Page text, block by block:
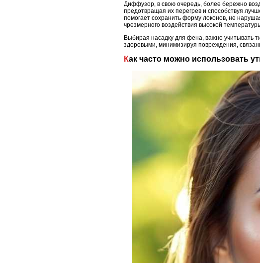
Диффузор, в свою очередь, более бережно
предотвращая их перегрев и способствуя
помогает сохранить форму локонов, не
чрезмерного воздействия высокой
Выбирая насадку для фена, важно учитывать
здоровыми, минимизируя повреждения,
Как часто можно использовать